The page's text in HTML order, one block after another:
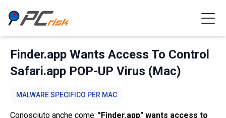
Finder.app Wants Access To Control
Safari.app POP-UP Virus (Mac)
MALWARE SPECIFICO PER MAC
Conosciuto anche come: "Finder.app" wants access to